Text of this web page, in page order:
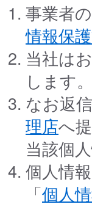
事業者
情報保
当社は
します。
なお返
理店へ
当該個
個人情
「個人